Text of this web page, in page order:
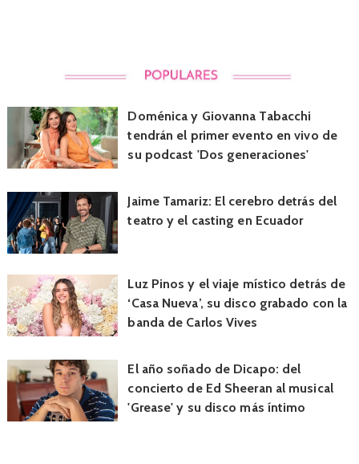
Doménica y Giovanna Tabacchi
tendrán el primer evento en vivo de
su podcast 'Dos generaciones'
Jaime Tamariz: El cerebro detrás del
teatro y el casting en Ecuador
Luz Pinos y el viaje místico detrás de
‘Casa Nueva’, su disco grabado con la
banda de Carlos Vives
El año soñado de Dicapo: del
concierto de Ed Sheeran al musical
'Grease' y su disco más íntimo